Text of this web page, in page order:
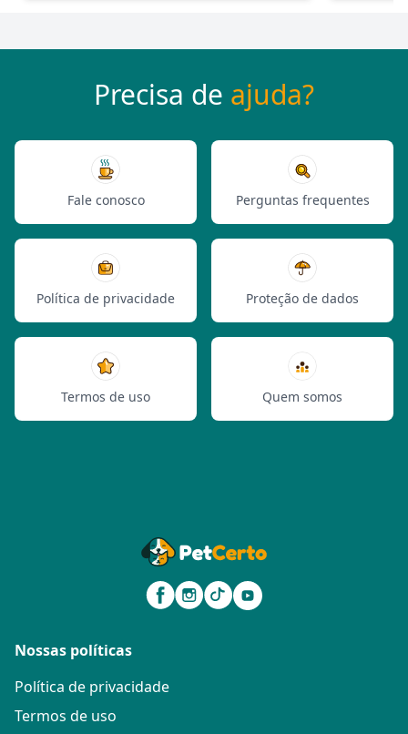
Precisa de ajuda?
Fale conosco Perguntas frequentes
Política de privacidade Proteção de dados
Termos de uso Quem somos
Nossas políticas
Política de privacidade
Termos de uso